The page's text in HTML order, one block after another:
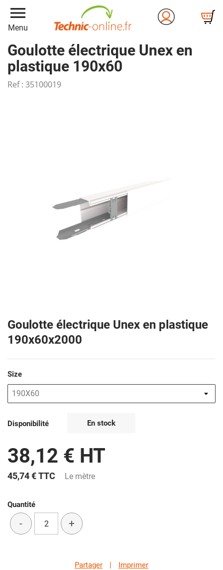
menu
Menu
Goulotte électrique Unex en
plastique 190x60
Ref : 35100019
Goulotte électrique Unex en plastique
190x60x2000
Size
Disponibilité En stock
38,12 € HT
45,74 €TTC Le mètre
Quantité
- +
Partager | Imprimer